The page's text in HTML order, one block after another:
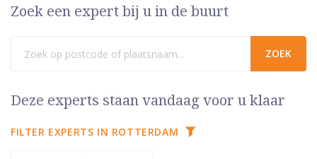
Zoek een expert bij u in de buurt
Deze experts staan vandaag voor u klaar
FILTER EXPERTS IN ROTTERDAM